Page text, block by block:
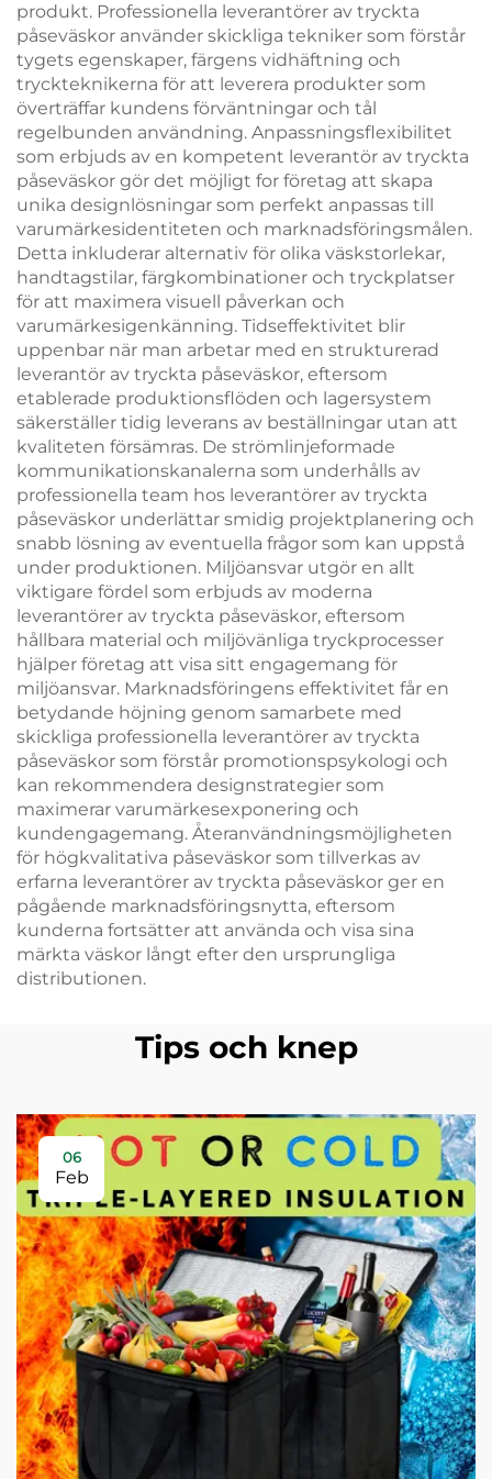
produkt. Professionella leverantörer av tryckta
påseväskor använder skickliga tekniker som förstår
tygets egenskaper, färgens vidhäftning och
tryckteknikerna för att leverera produkter som
överträffar kundens förväntningar och tål
regelbunden användning. Anpassningsflexibilitet
som erbjuds av en kompetent leverantör av tryckta
påseväskor gör det möjligt for företag att skapa
unika designlösningar som perfekt anpassas till
varumärkesidentiteten och marknadsföringsmålen.
Detta inkluderar alternativ för olika väskstorlekar,
handtagstilar, färgkombinationer och tryckplatser
för att maximera visuell påverkan och
varumärkesigenkänning. Tidseffektivitet blir
uppenbar när man arbetar med en strukturerad
leverantör av tryckta påseväskor, eftersom
etablerade produktionsflöden och lagersystem
säkerställer tidig leverans av beställningar utan att
kvaliteten försämras. De strömlinjeformade
kommunikationskanalerna som underhålls av
professionella team hos leverantörer av tryckta
påseväskor underlättar smidig projektplanering och
snabb lösning av eventuella frågor som kan uppstå
under produktionen. Miljöansvar utgör en allt
viktigare fördel som erbjuds av moderna
leverantörer av tryckta påseväskor, eftersom
hållbara material och miljövänliga tryckprocesser
hjälper företag att visa sitt engagemang för
miljöansvar. Marknadsföringens effektivitet får en
betydande höjning genom samarbete med
skickliga professionella leverantörer av tryckta
påseväskor som förstår promotionspsykologi och
kan rekommendera designstrategier som
maximerar varumärkesexponering och
kundengagemang. Återanvändningsmöjligheten
för högkvalitativa påseväskor som tillverkas av
erfarna leverantörer av tryckta påseväskor ger en
pågående marknadsföringsnytta, eftersom
kunderna fortsätter att använda och visa sina
märkta väskor långt efter den ursprungliga
distributionen.
Tips och knep
06
Feb